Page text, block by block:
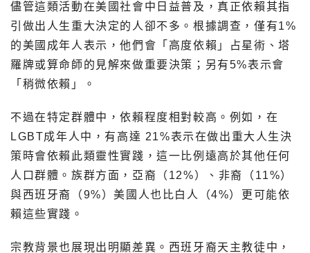
儘管這類活動在美國社會中日益普及，真正依賴其指
引做出人生重大決定的人卻不多。根據調查，僅有1%
的美國成年人表示，他們會「高度依賴」占星術、塔
羅牌或算命師的見解來做重要決策；另有5%表示會
「稍微依賴」。
不過在特定群體中，依賴程度相對較高。例如，在
LGBT成年人中，有高達 21%表示在做出重大人生決
策時會依賴此類靈性實踐，這一比例遠高於其他任何
人口群體。族群方面，亞裔（12%）、非裔（11%）
與西班牙裔（9%）美國人也比白人（4%）更可能依
賴這些實踐。
宗教背景也展現出明顯差異。西班牙裔天主教徒中，